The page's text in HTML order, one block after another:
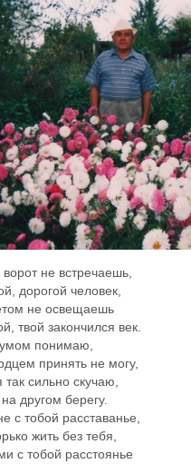
не встречаешь,
дорогой человек,
не освещаешь
твой закончился век.
понимаю,
принять не могу,
сильно скучаю,
другом берегу.
с тобой расставанье,
жить без тебя,
с тобой расстоянье